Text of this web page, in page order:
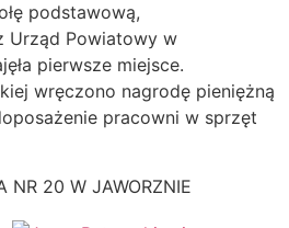
podstawową,
Urząd Powiatowy w
pierwsze miejsce.
wręczono nagrodę pieniężną
pracowni w sprzęt
NR 20 W JAWORZNIE